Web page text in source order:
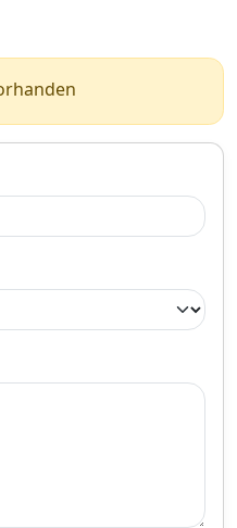
Vorderachse links